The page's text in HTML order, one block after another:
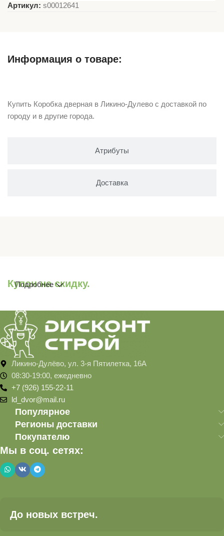
Артикул: s00012641
Информация о товаре:
Атрибуты
Доставка
Купить Коробка дверная в Ликино-Дулево с доставкой по
городу и в другие города.
Купон на скидку.
Подробнее
Ликино-Дулёво, ул. 3-я Пятилетка, 16А
08:30-19:00, ежедневно
+7 (926) 155-22-11
ld_dvor@mail.ru
Популярное
Регионы доставки
Покупателю
Мы в соц. сетях:
До новых встреч.